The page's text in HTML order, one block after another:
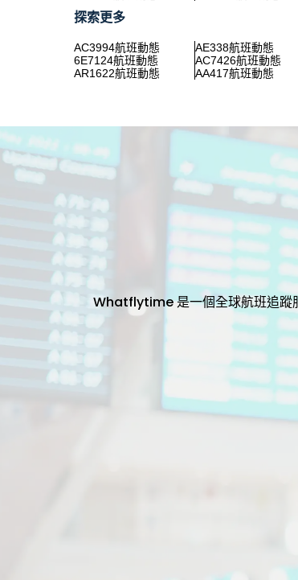
探索更多
AC3994航班動態 AE338航班動態
6E7124航班動態
AC7426航班動態
AR1622航班動態
AA417航班動態
Whatflytime 是一個全球航班追蹤